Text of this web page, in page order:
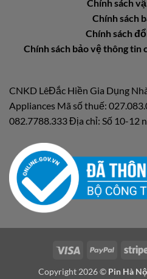
Chính sách
Chính sách
Chính sách
Chính sách bảo vệ thông tin
CNKD LêĐắc Hiền Gia Dụng
Appliances Mã số thuế:
082.7788.333 Địa chỉ: Số 10-12
Visa PayPal
Copyright 2026 © Pin Hà